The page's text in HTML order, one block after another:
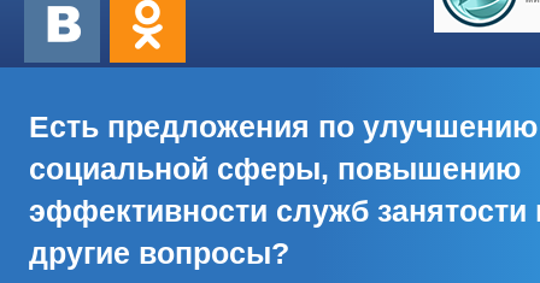
Есть предложения по улучшению
социальной сферы, повышению
эффективности служб занятости
другие вопросы?